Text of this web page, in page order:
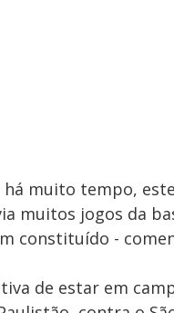
muito tempo,
muitos jogos da
constituído -
de estar em